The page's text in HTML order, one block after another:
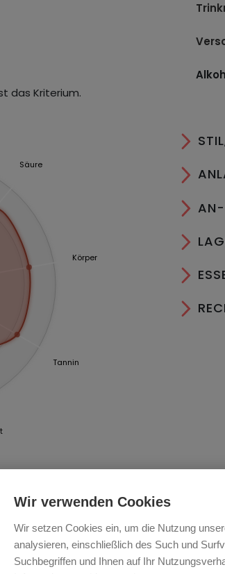
das Kriterium.
Säure
Körper
Tannin
La Roche
Wir verwenden Cookies
Wir setzen Cookies ein, um die Nutzung
analysieren, einschließlich des Such und
Suchbegriffen und Ihnen auf Ihr